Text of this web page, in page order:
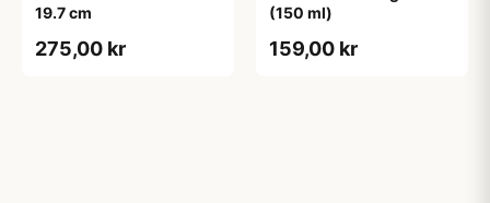
19.7 cm
275,00 kr
(150 ml)
159,00 kr